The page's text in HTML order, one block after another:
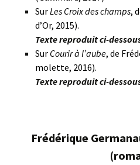
SurLes Croix des champs,
d’Or, 2015).
Texte reproduit ci-
Sur Courir à l’aube, de
molette, 2016).
Texte reproduit ci-
Frédérique